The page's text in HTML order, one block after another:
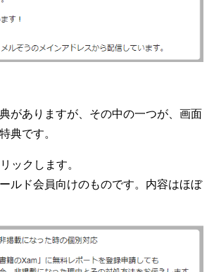
がありますが、その中の一つが、画面
典です。
ックします。
ルド会員向けのものです。内容はほぼ